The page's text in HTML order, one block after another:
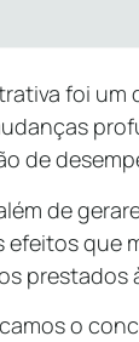
foi
de
de
efeitos que
prestados
o